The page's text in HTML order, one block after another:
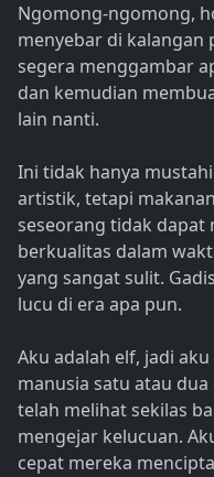
Ngomong-ngomong,
menyebar di
segera menggambar
dan kemudian
lain nanti.
Ini tidak hanya
artistik, tetapi
seseorang tidak dapat
berkualitas dalam
yang sangat sulit.
lucu di era apa pun.
Aku adalah elf, jadi
manusia satu atau
telah melihat sekilas
mengejar kelucuan.
cepat mereka